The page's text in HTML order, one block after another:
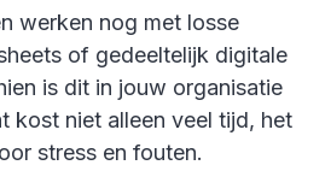
werken nog met losse
of gedeeltelijk digitale
is dit in jouw organisatie
kost niet alleen veel tijd, het
stress en fouten.